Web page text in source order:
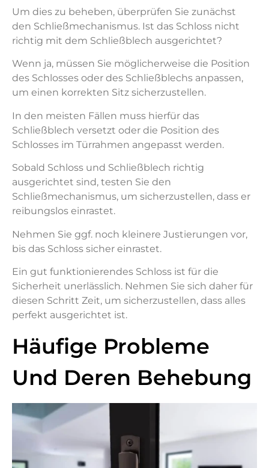
Um dies zu beheben, überprüfen Sie zunächst
den Schließmechanismus. Ist das Schloss nicht
richtig mit dem Schließblech ausgerichtet?
Wenn ja, müssen Sie möglicherweise die Position
des Schlosses oder des Schließblechs anpassen,
um einen korrekten Sitz sicherzustellen.
In den meisten Fällen muss hierfür das
Schließblech versetzt oder die Position des
Schlosses im Türrahmen angepasst werden.
Sobald Schloss und Schließblech richtig
ausgerichtet sind, testen Sie den
Schließmechanismus, um sicherzustellen, dass er
reibungslos einrastet.
Nehmen Sie ggf. noch kleinere Justierungen vor,
bis das Schloss sicher einrastet.
Ein gut funktionierendes Schloss ist für die
Sicherheit unerlässlich. Nehmen Sie sich daher für
diesen Schritt Zeit, um sicherzustellen, dass alles
perfekt ausgerichtet ist.
Häufige Probleme
Und Deren Behebung